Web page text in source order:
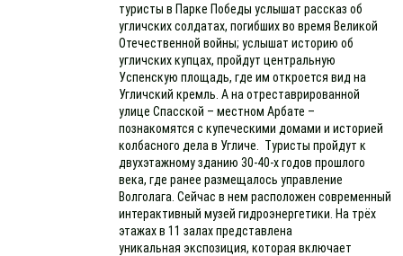
туристы в Парке Победы услышат рассказ об
угличских солдатах, погибших во время Великой
Отечественной войны; услышат историю об
угличских купцах, пройдут центральную
Успенскую площадь, где им откроется вид на
Угличский кремль. А на отреставрированной
улице Спасской – местном Арбате –
познакомятся с купеческими домами и историей
колбасного дела в Угличе. Туристы пройдут к
двухэтажному зданию 30-40-х годов прошлого
века, где ранее размещалось управление
Волголага. Сейчас в нем расположен современный
интерактивный музей гидроэнергетики. На трёх
этажах в 11 залах представлена
уникальная экспозиция, которая включает